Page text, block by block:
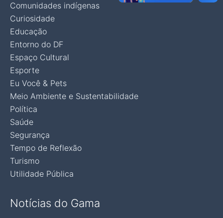
Comunidades indígenas
Curiosidade
Educação
Entorno do DF
Espaço Cultural
Esporte
Eu Você & Pets
Meio Ambiente e Sustentabilidade
Política
Saúde
Segurança
Tempo de Reflexão
Turismo
Utilidade Pública
Notícias do Gama